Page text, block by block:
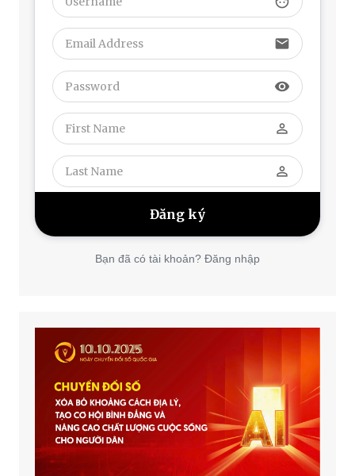
email
visibility
perm_identity
perm_identity
Bạn đã có tài khoản? Đăng nhập